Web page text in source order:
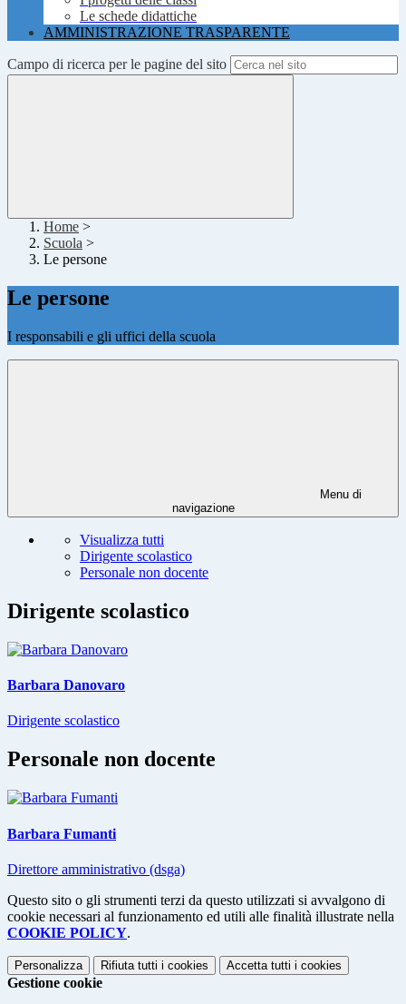
Le schede didattiche
AMMINISTRAZIONE TRASPARENTE
Campo di ricerca per le pagine del sito
Home >
Scuola >
Le persone
Le persone
I responsabili e gli uffici della scuola
Menu di
navigazione
Visualizza tutti
Dirigente scolastico
Personale non docente
Dirigente scolastico
Barbara Danovaro
Dirigente scolastico
Personale non docente
Barbara Fumanti
Direttore amministrativo (dsga)
Questo sito o gli strumenti terzi da questo utilizzati si avvalgono di
cookie necessari al funzionamento ed utili alle finalità illustrate nella
COOKIE POLICY.
Personalizza Rifiuta tutti i cookies Accetta tutti i cookies
Gestione cookie